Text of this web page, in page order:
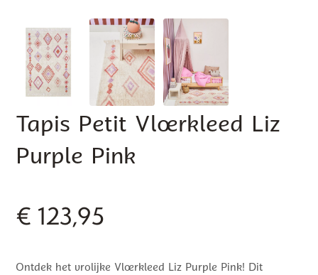
Tapis Petit Vloerkleed Liz
Purple Pink
€ 123,95
Ontdek het vrolijke Vloerkleed Liz Purple Pink! Dit